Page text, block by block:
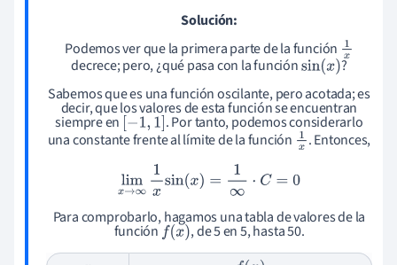
Solución:
Podemos ver que la primera parte de la función 1x
decrece; pero, ¿qué pasa con la funciónsin(x) ?
Sabemos que es una función oscilante, pero acotada; es
decir, que los valores de esta función se encuentran
siempre en [−1, 1 ]
. Por tanto, podemos considerarlo
una constante frente al límite de la función 1x. Entonces,
limx →∞ 1 sin =1 C=0
Para comprobarlo, hagamos una tabla de valores de la
función f(x) , de 5 en 5, hasta 50.